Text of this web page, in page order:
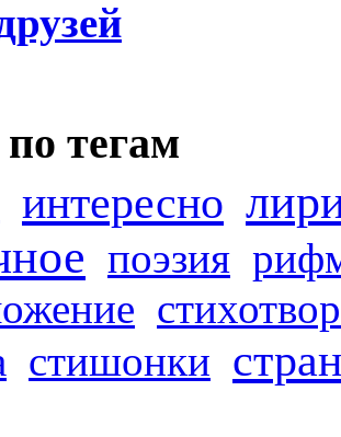
тегам
интересно
поэзия
стишонки